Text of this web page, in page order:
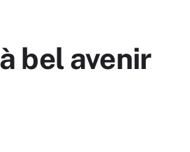
bel avenir